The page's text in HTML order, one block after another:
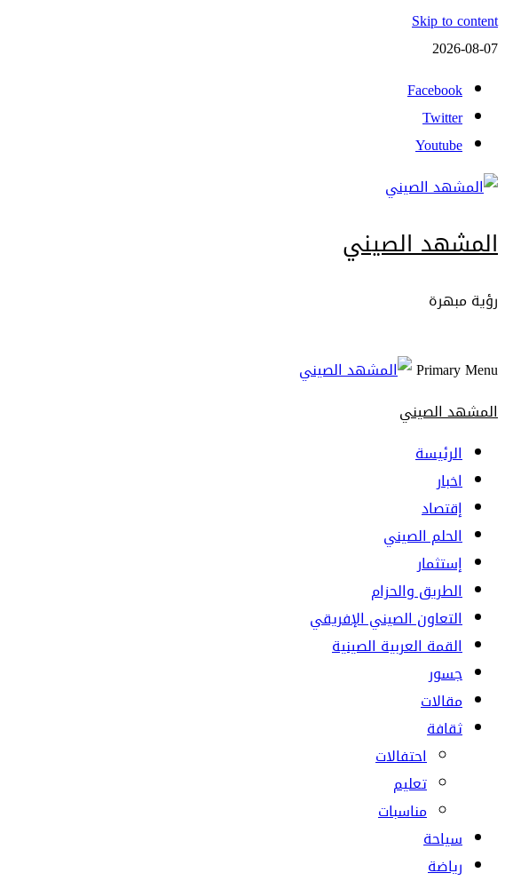
Skip to content
2026-08-07
Facebook
Twitter
Youtube
المشهد الصيني
رؤية مبهرة
Primary Menu
المشهد الصيني
الرئيسة
اخبار
إقتصاد
الحلم الصيني
إستثمار
الطريق والحزام
التعاون الصيني الإفريقي
القمة العربية الصينية
جسور
مقالات
ثقافة
احتفالات
تعليم
مناسبات
سياحة
رياضة